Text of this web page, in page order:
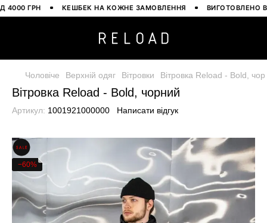
ГРН КЕШБЕК НА КОЖНЕ ЗАМОВЛЕННЯ ВИГОТОВЛЕНО В
Чоловіче Верхній одяг Вітровки Вітровка Reload - Bold,
Вітровка Reload - Bold, чорний
Артикул: 1001921000000 Написати відгук
−60%